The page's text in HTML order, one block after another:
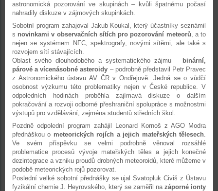
astronomická pozorování ve skupinách – kvůli špatnému počasí
nahradily diskuze v zájmových skupinkách.
Sobotní program zahajoval Jakub Koukal, který účastníky seznámil
s novinkami v observačních sítích pro pozorování meteorů, a to
nejen se systémem NFC, spektrografy, novými sítěmi, ale také s
rozvojem sítí stávajících.
Oblast svého dlouhodobého a systematického zájmu – binární,
párové a vícenásobné asteroidy – podrobně představil Petr Pravec
z Astronomického ústavu AV ČR v Ondřejově. Jedná se o vůdčí
osobnost výzkumu této problematiky nejen v České republice. V
odpoledních hodinách proběhla zajímavá diskuze o dalším
pokračování a rozvoji odborné přeshraniční spolupráce s možnostmi
výstupů pro vzdělávání, zejména studentů středních škol.
Pozdně odpolední program zahájil Leonard Kornoš z AGO Modra
přednáškou o meteorických rojích a jejich mateřských tělesech.
Ve svém příspěvku se velmi podrobně věnoval rozsáhlé
problematice procesů vývoje mateřských těles a jejich konečné
dezintegrace a vzniku proudů drobných meteoroidů, které můžeme v
podobě meteorických rojů pozorovat.
Poslední velké sobotní přednášky se ujal Svatopluk Civiš z Ústavu
fyzikální chemie J. Heyrovského, který se zaměřil na záporné ionty